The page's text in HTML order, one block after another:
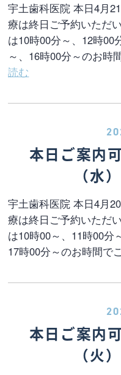
宇土歯科医院 本日4月
療は終日ご予約いただ
は10時00分～、12時00
～、16時00分～のお時
読む
本日ご案内
（水
宇土歯科医院 本日4月
療は終日ご予約いただ
は10時00～、11時00分
17時00分～のお時間で
本日ご案内
（火